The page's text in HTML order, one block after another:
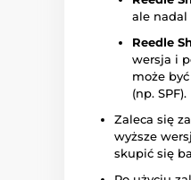
ale nadal
Reedle
wersja i
może
(np. SPF).
Zaleca się
wyższe
skupić się